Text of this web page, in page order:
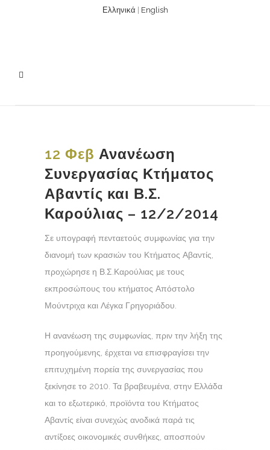
Ελληνικά English
12 Φεβ Ανανέωση
Συνεργασίας Κτήματος
Αβαντίς και Β.Σ.
Καρούλιας – 12/2/2014
Σε υπογραφή πενταετούς συμφωνίας για την
διανομή των κρασιών του Κτήματος Αβαντίς,
προχώρησε η Β.Σ.Καρούλιας με τους
εκπροσώπους του κτήματος Απόστολο
Μούντριχα και Λέγκα Γρηγοριάδου.
Η ανανέωση της συμφωνίας, πριν την λήξη της
προηγούμενης, έρχεται να επισφραγίσει την
επιτυχημένη πορεία της συνεργασίας που
ξεκίνησε το 2010. Τα βραβευμένα, στην Ελλάδα
και το εξωτερικό, προϊόντα του Κτήματος
Αβαντίς είναι συνεχώς ανοδικά παρά τις
αντίξοες οικονομικές συνθήκες, αποσπούν